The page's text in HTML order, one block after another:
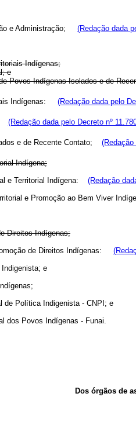
e Administração; (Redação dada
Indígenas;
e
Povos Indígenas Isolados e de
Indígenas: (Redação dada pelo
(Redação dada pelo Decreto nº
e de Recente Contato; (Redação
Indígena;
e Territorial Indígena: (Redação
e Promoção ao Bem Viver
Direitos Indígenas;
de Direitos Indígenas:
e
de Política Indigenista - CNPI; e
dos Povos Indígenas - Funai.
Dos órgãos de